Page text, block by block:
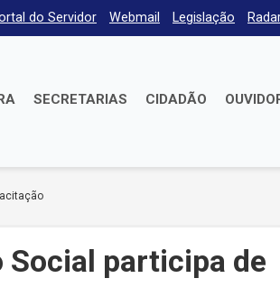
do Servidor Webmail Legislação
SECRETARIAS CIDADÃO
participa de